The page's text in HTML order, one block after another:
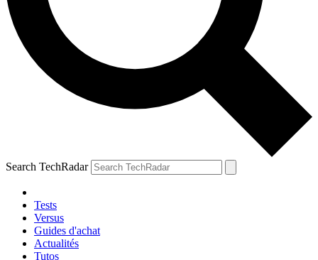
Search TechRadar
Tests
Versus
Guides d'achat
Actualités
Tutos